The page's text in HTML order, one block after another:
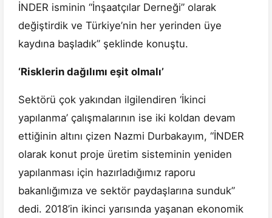
İNDER isminin “İnşaatçılar Derneği” olarak
değiştirdik ve Türkiye’nin her yerinden üye
kaydına başladık” şeklinde konuştu.
‘Risklerin dağılımı eşit olmalı’
Sektörü çok yakından ilgilendiren ‘İkinci
yapılanma’ çalışmalarının ise iki koldan devam
ettiğinin altını çizen Nazmi Durbakayım, “İNDER
olarak konut proje üretim sisteminin yeniden
yapılanması için hazırladığımız raporu
bakanlığımıza ve sektör paydaşlarına sunduk”
dedi. 2018’in ikinci yarısında yaşanan ekonomik